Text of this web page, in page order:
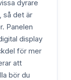
dyrare
så det är
Panelen
display
för mer
att
bör du